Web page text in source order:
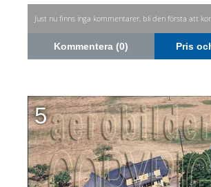
Just nu finns inga kommentarer, bli den första att
Kommentera (0) Pris
5